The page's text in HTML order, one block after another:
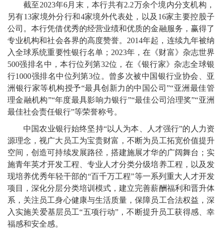
截至2023年6月末，本行共有2.2万余个境内分支机构，
另有13家境外分行和4家境外代表处，以及16家主要控股子
公司。本行凭借优秀的经营业绩和优质的金融服务，赢得了
专业机构和社会各界的高度赞誉。2014年起，连续九年被纳
入全球系统重要性银行名单；2023年，在《财富》杂志世界
500强排名中，本行位列第32位，在《银行家》杂志全球银
行1000强排名中位列第3位。曾多次被中国银行业协会、亚
洲银行家等机构授予“最具创新力的中国公司”“亚洲最佳管
理金融机构”“年度最具影响力银行”“最佳公司治理奖”“亚洲
最佳社会责任银行”等荣誉称号。
中国农业银行始终坚持“以人为本、人才强行”的人力资
源理念，视广大员工为宝贵财富，不断为员工拓宽价值提升
空间，创造可持续发展路径，搭建施展才华的广阔舞台；实
施青年英才开发工程、专业人才分类分级培养工程，以及发
现培养优秀年轻干部的“百千万工程”等一系列重大人才开发
项目，深化分层分类培训模式，建立完善薪酬福利和晋升体
系，关注员工身心健康与生活质量，保障员工合法权益，深
入实施关爱基层员工“五项行动”，不断提升员工获得感、幸
福感和安全感。